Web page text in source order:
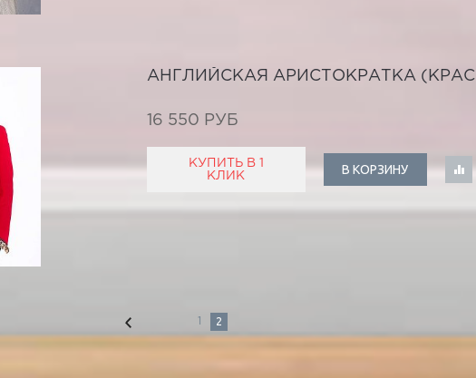
АНГЛИЙСКАЯ АРИСТОКРАТКА
16 550 РУБ
КУПИТЬ В 1
КЛИК
В КОРЗИНУ
2